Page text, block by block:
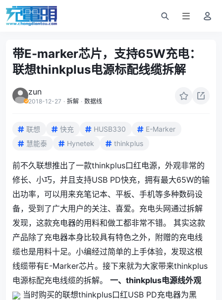
带E-marker芯片，支持65W充电：
联想thinkplus电源标配线缆拆解
zun
2018-12-27 · 拆解 · 数据线
联想 快充 HUSB330
E-Marker
慧能泰
Hynetek thinkplus
前不久联想推出了一款thinkplus口红电源，外观非常的
修长、小巧，并且支持USB PD快充，拥有最大65W的输
出功率，可以用来充笔记本、平板、手机等多种数码设
备，受到了广大用户的关注、喜爱。充电头网通过拆解
发现，这款充电器的用料和做工都非常不错。 其实这款
产品除了充电器本身比较具有特色之外，附赠的充电线
缆也是用料十足。小编经过简单的上手体验，发现这根
线缆带有E-Marker芯片。接下来就为大家带来thinkplus
电源标配充电线缆的拆解。 一、thinkplus电源线外观
当时购买的联想thinkplus口红USB PD充电器为黑